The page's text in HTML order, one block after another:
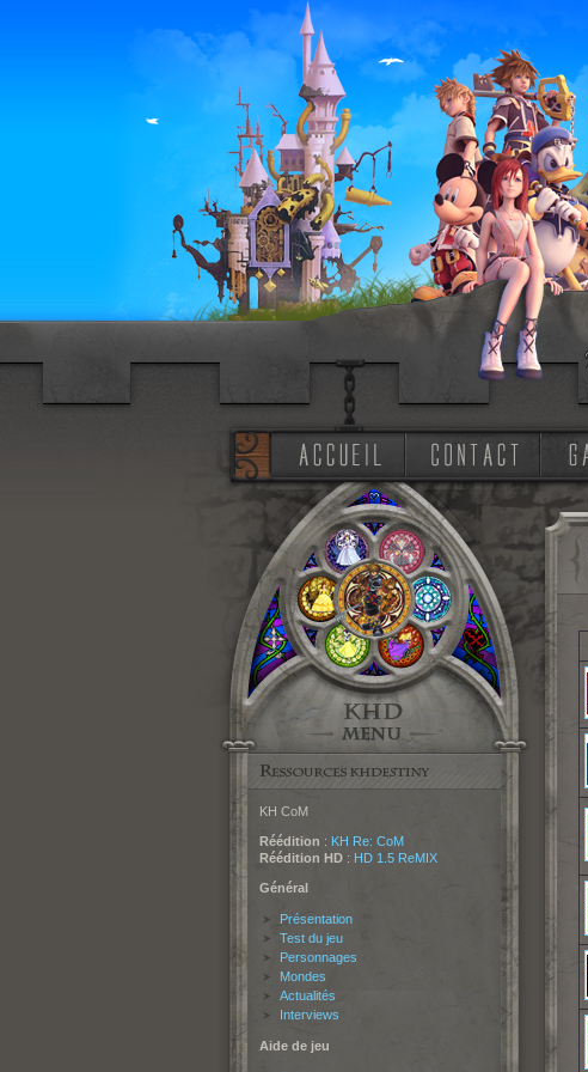
KH CoM
Réédition : KH Re: CoM
Réédition HD: HD 1.5 ReMIX
Général
Présentation
Test du jeu
Personnages
Mondes
Actualités
Interviews
Aide de jeu